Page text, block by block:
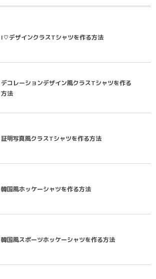
I♡デザインクラスTシャツを作る方法
デコレーションデザイン風クラスTシャツを作る
方法
証明写真風クラスTシャツを作る方法
韓国風ホッケーシャツを作る方法
韓国風スポーツホッケーシャツを作る方法